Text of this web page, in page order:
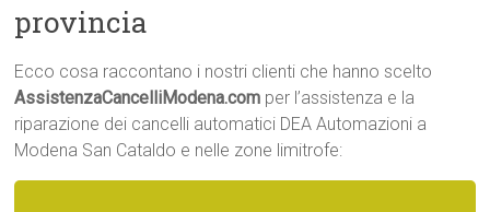
provincia
Ecco cosa raccontano i nostri clienti che hanno scelto
AssistenzaCancelliModena.com per l’assistenza e la
riparazione dei cancelli automatici DEA Automazioni a
Modena San Cataldo e nelle zone limitrofe: